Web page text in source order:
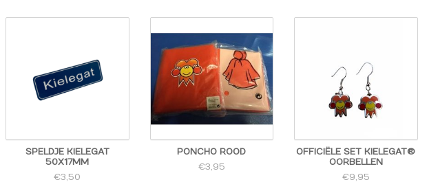
SPELDJE KIELEGAT
50X17MM
€3,50
PONCHO ROOD
€3,95
OFFICIËLE SET KIELEGAT®
OORBELLEN
€9,95